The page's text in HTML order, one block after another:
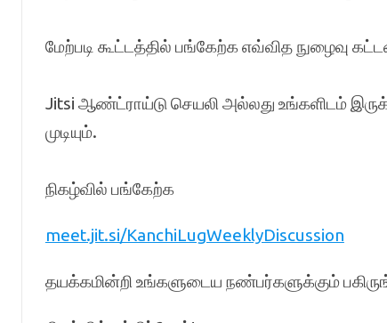
மேற்படி கூட்டத்தில் பங்கேற்க எவ்வித நுழைவு
Jitsi ஆண்ட்ராய்டு செயலி அல்லது உங்களிடம்
முடியும்.
நிகழ்வில் பங்கேற்க
meet.jit.si/KanchiLugWeeklyDiscussion
தயக்கமின்றி உங்களுடைய நண்பர்களுக்கும்